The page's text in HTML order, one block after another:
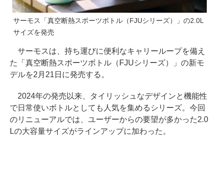
サーモス「真空断熱スポーツボトル（FJUシリーズ）」の2.0L
サイズを発売
サーモスは、持ち運びに便利なキャリーループを備え
た「真空断熱スポーツボトル（FJUシリーズ）」の新モ
デルを2月21日に発売する。
2024年の発売以来、タイリッシュなデザインと機能性
で日常使いボトルとしても人気を集めるシリーズ。今回
のリニューアルでは、ユーザーからの要望が多かった2.0
Lの大容量サイズがラインアップに加わった。